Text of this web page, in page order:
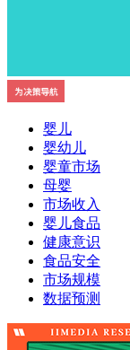
婴儿
婴幼儿
婴童市场
母婴
市场收入
婴儿食品
健康意识
食品安全
市场规模
数据预测